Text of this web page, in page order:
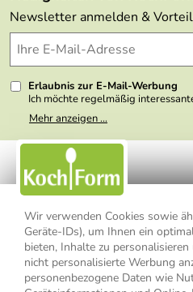
Wir verwenden Cookies sowie
Geräte-IDs), um Ihnen ein
bieten, Inhalte zu
nicht personalisierte Werbung
personenbezogene Daten wie
Delivery Terms
Kundenlogin
Themen
Wir über uns
Presse
Newsletter anmelden &
Erlaubnis zur E-Mail-Werbung
Ich möchte regelmäßig
Meine E-Mail-Adresse wird nicht
weitergegeben. Zu statistischen
nicht erkennbar, welche konkrete
Einwilligung zur Nutzung meiner
kann ich jederzeit mit Wirkung für
den Link "Abmelden" am Ende
Option Newsletter im
Datenschutzerklärung
habe ich
Mehr anzeigen ...
Impressum
Widerrufsbelehrung